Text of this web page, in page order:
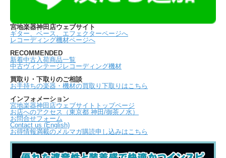
宮地楽器神田店ウェブサイト
ギター、ベース、エフェクターページへ
レコーディング機材ページへ
RECOMMENDED
新着中古入荷商品一覧
中古ヴィンテージレコーディング機材
買取り・下取りのご相談
お手持ちの楽器・機材の買取り下取りはこちら
インフォメーション
宮地楽器神田店ウェブサイトトップページ
お店へのアクセス（東京都 神田/御茶ノ水）
お問合せフォーム
Contact us (English)
お得情報満載のメルマガ購読申し込みはこちら